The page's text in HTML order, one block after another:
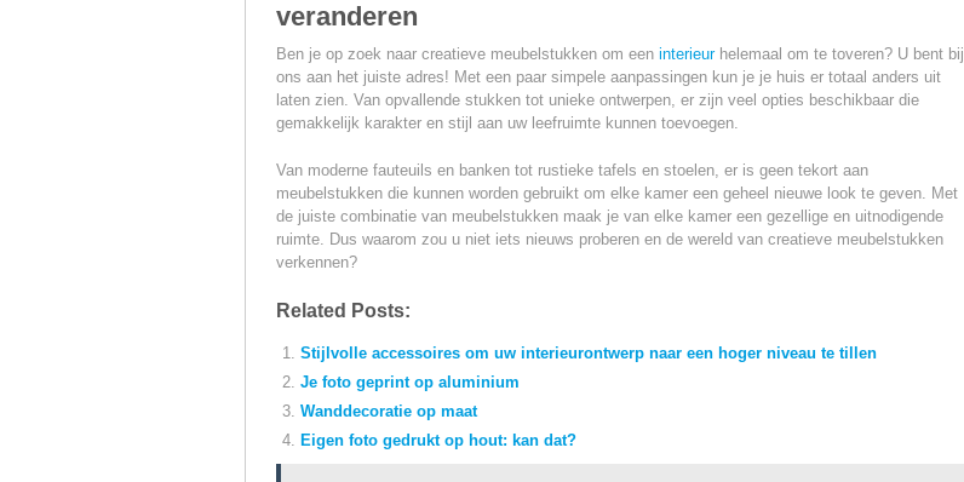
veranderen
Ben je op zoek naar creatieve meubelstukken om een interieurhelemaal om te toveren? U bent bij
ons aan het juiste adres! Met een paar simpele aanpassingen kun je je huis er totaal anders uit
laten zien. Van opvallende stukken tot unieke ontwerpen, er zijn veel opties beschikbaar die
gemakkelijk karakter en stijl aan uw leefruimte kunnen toevoegen.
Van moderne fauteuils en banken tot rustieke tafels en stoelen, er is geen tekort aan
meubelstukken die kunnen worden gebruikt om elke kamer een geheel nieuwe look te geven. Met
de juiste combinatie van meubelstukken maak je van elke kamer een gezellige en uitnodigende
ruimte. Dus waarom zou u niet iets nieuws proberen en de wereld van creatieve meubelstukken
verkennen?
Related Posts:
Stijlvolle accessoires om uw interieurontwerp naar een hoger niveau te tillen
Je foto geprint op aluminium
Wanddecoratie op maat
Eigen foto gedrukt op hout: kan dat?